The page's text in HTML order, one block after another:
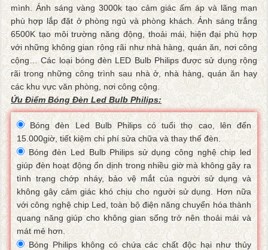
mình. Ánh sáng vàng 3000k tạo cảm giác ấm áp và lãng mạn
phù hợp lắp đặt ở phòng ngủ và phòng khách. Ánh sáng trắng
6500K tạo môi trường năng động, thoải mái, hiện đại phù hợp
với những không gian rộng rãi như nhà hàng, quán ăn, nơi công
cộng… Các loại bóng đèn LED Bulb Philips được sử dụng rộng
rãi trong những công trình sau nhà ở, nhà hàng, quán ăn hay
các khu vực văn phòng, nơi công cộng.
Ứu Điểm Bóng Đèn Led Bulb Philips:
Bóng đèn Led Bulb Philips có tuổi thọ cao, lên đến
15.000giờ, tiết kiệm chi phí sửa chữa và thay thế đèn.
Bóng đèn Led Bulb Philips sử dụng công nghệ chip led
giúp đèn hoạt động ổn dịnh trong nhiều giờ mà không gây ra
tình trạng chớp nháy, bảo vệ mắt của người sử dụng và
không gây cảm giác khó chịu cho người sử dụng. Hơn nữa
với công nghệ chip Led, toàn bộ điện năng chuyển hóa thành
quang năng giúp cho không gian sống trở nên thoải mái và
mát mẻ hơn.
Bóng Philips không có chứa các chất độc hại như thủy